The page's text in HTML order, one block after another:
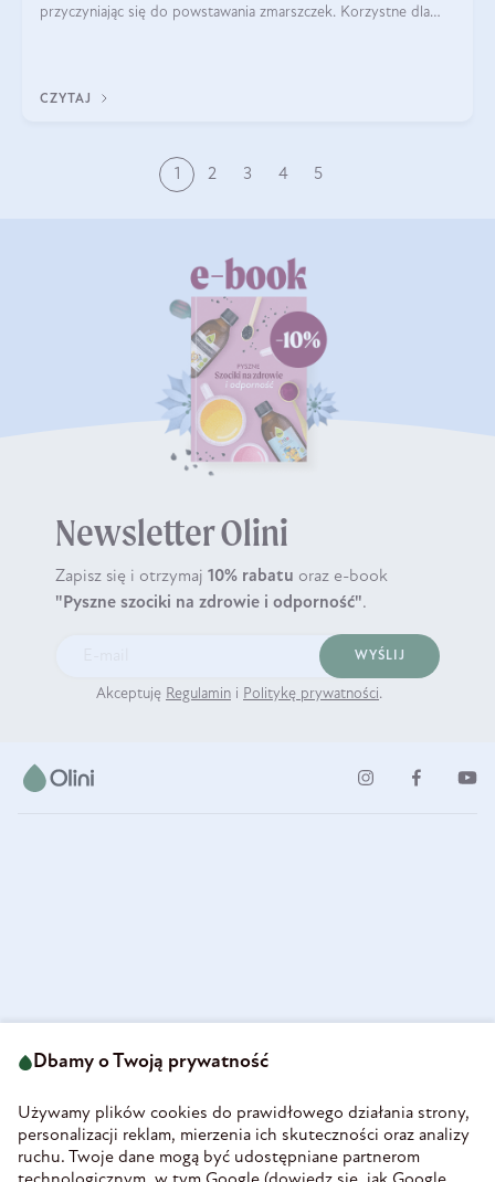
przyczyniając się do powstawania zmarszczek. Korzystne dla
CZYTAJ
1 2 3 4 5
Newsletter Olini
Zapisz się i otrzymaj 10% rabatu oraz e-book
"Pyszne szociki na zdrowie i odporność".
WYŚLIJ
Akceptuję Regulamin i Politykę prywatności.
58-160 Świebodzice
REGON 890213034
INFORMACJE
Dbamy o Twoją prywatność
Używamy plików cookies do prawidłowego działania strony,
personalizacji reklam, mierzenia ich skuteczności oraz analizy
ruchu. Twoje dane mogą być udostępniane partnerom